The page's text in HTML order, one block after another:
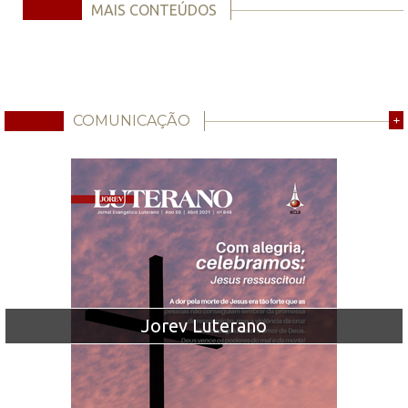
MAIS CONTEÚDOS
COMUNICAÇÃO +
Jorev Luterano